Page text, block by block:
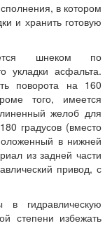
в котором
и хранить готовую
шнеком по
укладки асфальта.
поворота на 160
того, имеется
желоб для
градусов (вместо
в нижней
из задней части
привод, с
в гидравлическую
степени избежать